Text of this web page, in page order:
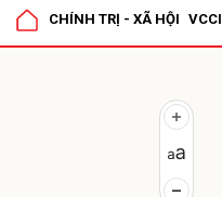
CHÍNH TRỊ - XÃ HỘI VCCI